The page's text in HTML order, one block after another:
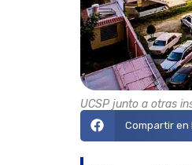
UCSP junto a otras
Compartir en